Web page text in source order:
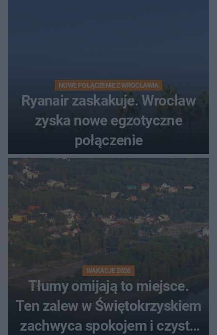
NOWE POŁĄCZENIE Z WROCŁAWIA
Ryanair zaskakuje. Wrocław
zyska nowe egzotyczne
połączenie
WAKACJE 2026
Tłumy omijają to miejsce.
Ten zalew w Świętokrzyskiem
zachwyca spokojem i czystą